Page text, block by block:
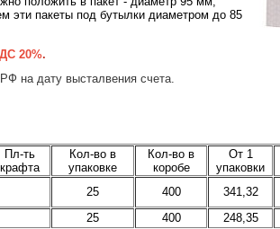
эти пакеты под бутылки диаметром до 85
20%.
на дату высталвения счета.
Пл-ть
крафта
Кол-во в
упаковке
Кол-во в
коробе
От 1
упаковки
25 400 341,32
25 400 248,35